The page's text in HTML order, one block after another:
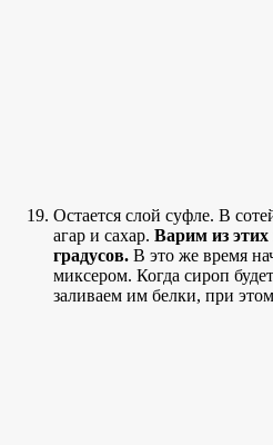
Остается слой суфле. В
агар и сахар. Варим из этих
градусов. В это же время
миксером. Когда сироп
заливаем им белки, при